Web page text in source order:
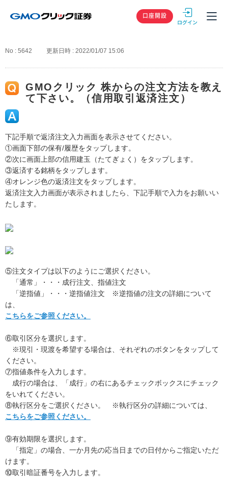
GMOクリック
口座開設
No : 5642 更新日時 : 2022/01/07 15:06
GMOクリック 株からの注文方法を教え
て下さい。（信用取引返済注文）
下記手順で返済注文入力画面を表示させてください。
①画面下部の保有/履歴をタップします。
②次に画面上部の信用建玉（たてぎょく）をタップします。
③返済する銘柄をタップします。
④オレンジ色の返済注文をタップします。
返済注文入力画面が表示されましたら、下記手順で入力をお願いい
たします。
⑤注文タイプは以下のようにご選択ください。
「通常」・・・成行注文、指値注文
「逆指値」・・・逆指値注文 ※逆指値の注文の詳細について
は、
こちらをご参照ください。
⑥取引区分を選択します。
※現引・現渡を希望する場合は、それぞれのボタンをタップして
ください。
⑦指値条件を入力します。
成行の場合は、「成行」の右にあるチェックボックスにチェック
をいれてください。
⑧執行区分をご選択ください。 ※執行区分の詳細については、
こちらをご参照ください。
⑨有効期限を選択します。
「指定」の場合、一か月先の応当日までの日付からご指定いただ
けます。
⑩取引暗証番号を入力します。